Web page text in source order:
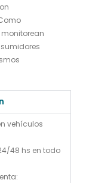
vehículos
48 hs en todo